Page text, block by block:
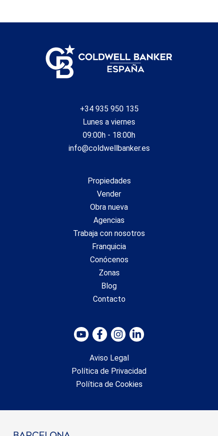
Alquiler por unidad: 800 €/mes Ingresos potenciales: 7.200
€/mes con ocupación total Rentabilidad optimizada en una
de las zonas con mayor demanda de alquiler temporal Cada
Apartamento Incluye: Baño completo y cocina equipada
apartamentos) o lotes de 3 unidades Opción de compra
con inquilinos o vacíos, según la estrategia del inversor
Precio total: 950.000 € ¡No dejes pasar esta oportunidad!
una visita. #ref:CBE01064
+34 935 950 135
Lunes a viernes
09:00h - 18:00h
info@coldwellbanker.es
Propiedades
Vender
Obra nueva
Agencias
Trabaja con nosotros
Franquicia
Conócenos
Zonas
Blog
Contacto
Aviso Legal
Política de Privacidad
Política de Cookies